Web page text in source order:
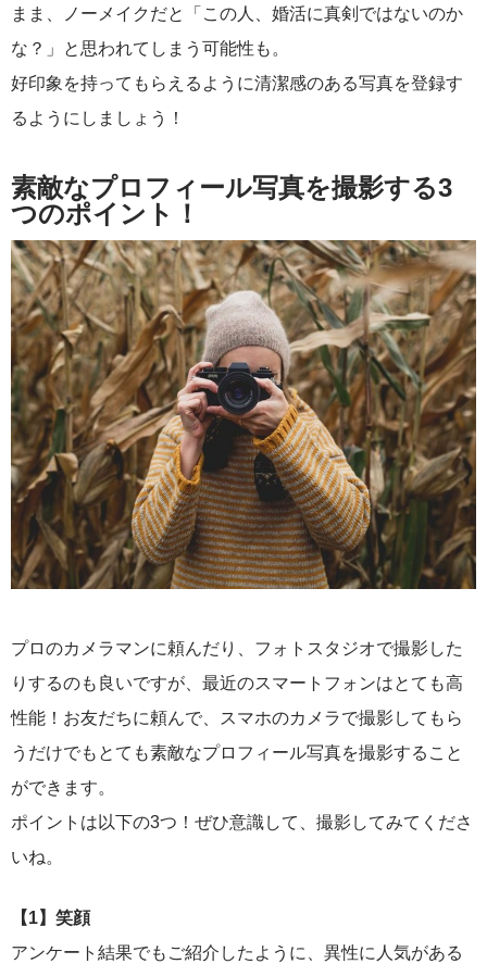
まま、ノーメイクだと「この人、婚活に真剣ではないのか
な？」と思われてしまう可能性も。
好印象を持ってもらえるように清潔感のある写真を登録す
るようにしましょう！
素敵なプロフィール写真を撮影する3
つのポイント！
プロのカメラマンに頼んだり、フォトスタジオで撮影した
りするのも良いですが、最近のスマートフォンはとても高
性能！お友だちに頼んで、スマホのカメラで撮影してもら
うだけでもとても素敵なプロフィール写真を撮影すること
ができます。
ポイントは以下の3つ！ぜひ意識して、撮影してみてくださ
いね。
【1】笑顔
アンケート結果でもご紹介したように、異性に人気がある